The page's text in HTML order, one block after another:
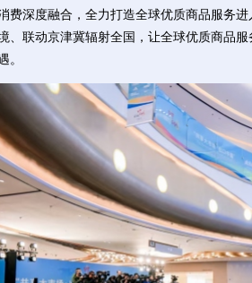
费深度融合，全力打造全球优质商品服务
、联动京津冀辐射全国，让全球优质商品
。